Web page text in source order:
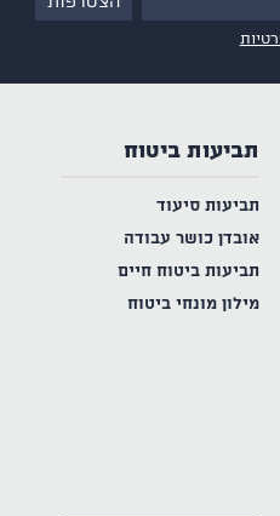
תביעות ביטוח
תביעות סיעוד
אובדן כושר עבודה
תביעות ביטוח חיים
מילון מונחי ביטוח